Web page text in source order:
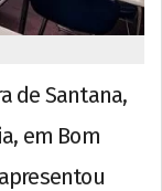
de Santana,
em Bom